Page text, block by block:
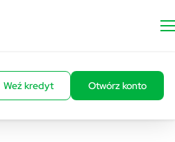
Weź kredyt Otwórz konto